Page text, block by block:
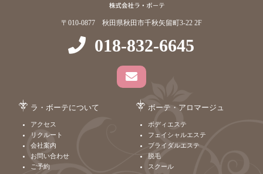
〒010-0877 秋田県秋田市千秋矢留町3-22 2F
018-832-6645
ラ・ボーテについて
アクセス
リクルート
会社案内
お問い合わせ
ご予約
ボーテ・アロマージュ
ボディエステ
フェイシャルエステ
ブライダルエステ
脱毛
スクール